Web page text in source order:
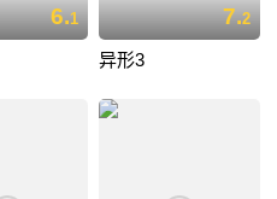
6.1 7.2
异形3